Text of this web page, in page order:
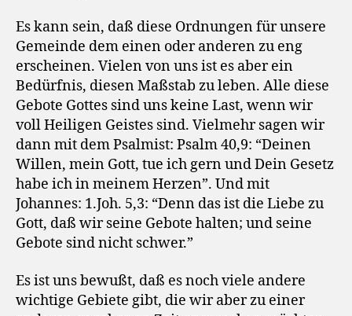
Es kann sein, daß diese Ordnungen für unsere
Gemeinde dem einen oder anderen zu eng
erscheinen. Vielen von uns ist es aber ein
Bedürfnis, diesen Maßstab zu leben. Alle diese
Gebote Gottes sind uns keine Last, wenn wir
voll Heiligen Geistes sind. Vielmehr sagen wir
dann mit dem Psalmist: Psalm 40,9: “Deinen
Willen, mein Gott, tue ich gern und Dein Gesetz
habe ich in meinem Herzen”. Und mit
Johannes: 1.Joh. 5,3: “Denn das ist die Liebe zu
Gott, daß wir seine Gebote halten; und seine
Gebote sind nicht schwer.”
Es ist uns bewußt, daß es noch viele andere
wichtige Gebiete gibt, die wir aber zu einer